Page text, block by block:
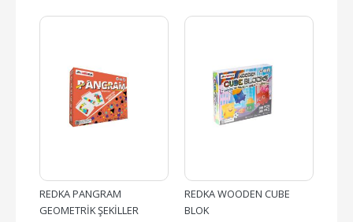
REDKA PANGRAM
GEOMETRİK ŞEKİLLER
REDKA WOODEN CUBE
BLOK